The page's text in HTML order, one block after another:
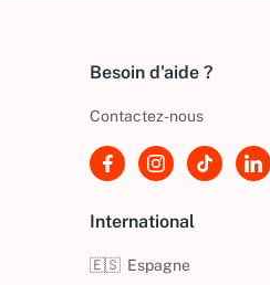
Besoin d'aide ?
Contactez-nous
International
🇪🇸 Espagne